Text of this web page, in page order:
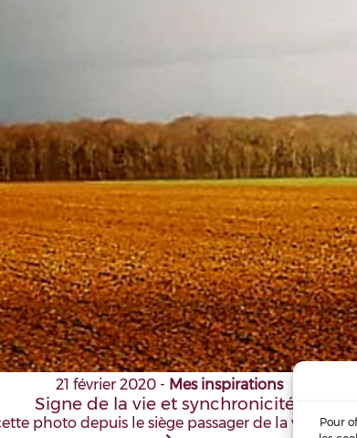
Pour
21 février 2020- Mes inspirations
Signe de la vie et synchronicités
photo depuis le siège passager de la voiture.